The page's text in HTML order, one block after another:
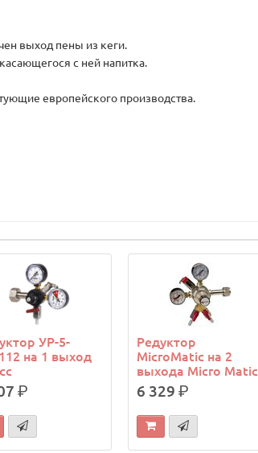
выход пены из кеги.
с ней напитка.
европейского производства.
УР-5-
на 1 выход
р.
Редуктор
MicroMatic на 2
выхода Micro Matic
6 329р.